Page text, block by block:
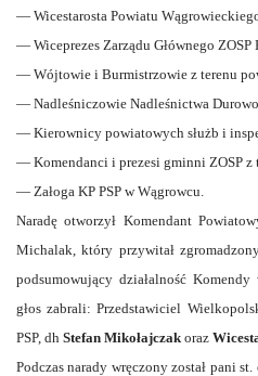
— Wicestarosta Powiatu
— Wiceprezes Zarządu Głównego ZOSP
— Wójtowie i Burmistrzowie z terenu
— Nadleśniczowie Nadleśnictwa Durowo
— Kierownicy powiatowych służb i
— Komendanci i prezesi gminni ZOSP z
— Załoga KP PSP w Wągrowcu.
Naradę otworzył Komendant
Michalak, który przywitał
podsumowujący działalność
głos zabrali: Przedstawiciel
PSP, dh Stefan Mikołajczak oraz
Podczas narady wręczony został pani